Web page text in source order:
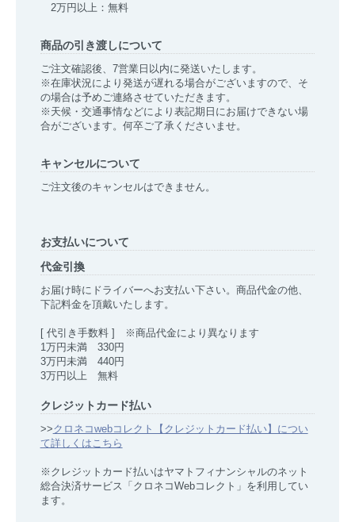
2万円以上：無料
商品の引き渡しについて
ご注文確認後、7営業日以内に発送いたします。
※在庫状況により発送が遅れる場合がございますので、そ
の場合は予めご連絡させていただきます。
※天候・交通事情などにより表記期日にお届けできない場
合がございます。何卒ご了承くださいませ。
キャンセルについて
ご注文後のキャンセルはできません。
お支払いについて
代金引換
お届け時にドライバーへお支払い下さい。商品代金の他、
下記料金を頂戴いたします。
[ 代引き手数料 ] ※商品代金により異なります
1万円未満 330円
3万円未満 440円
3万円以上 無料
クレジットカード払い
>>クロネコwebコレクト【クレジットカード払い】につい
て詳しくはこちら
※クレジットカード払いはヤマトフィナンシャルのネット
総合決済サービス「クロネコWebコレクト」を利用してい
ます。